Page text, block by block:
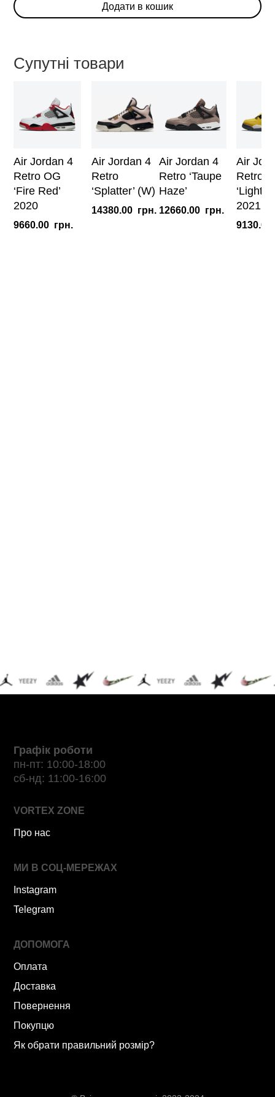
Retro
Додати в кошик
Супутні товари
Air Jordan 4
Retro OG
‘Fire Red’
2020
9660.00 грн.
Air Jordan 4
Retro
‘Splatter’ (W)
14380.00 грн.
Air Jordan 4
Retro ‘Taupe
Haze’
12660.00 грн.
Air
Retro
2021
9130.00
Графік роботи
пн-пт: 10:00-18:00
сб-нд: 11:00-16:00
VORTEX ZONE
Про нас
МИ В СОЦ-МЕРЕЖАХ
Instagram
Telegram
ДОПОМОГА
Оплата
Доставка
Повернення
Покупцю
Як обрати правильний розмір?